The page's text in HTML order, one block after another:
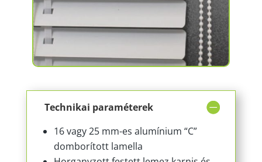
Technikai paraméterek
16 vagy 25 mm-es alumínium “C”
domborított lamella